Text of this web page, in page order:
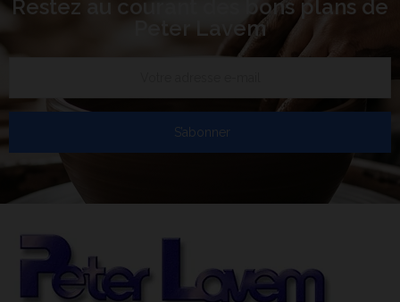
Restez au courant des bons plans de
Peter Lavem
S’abonner